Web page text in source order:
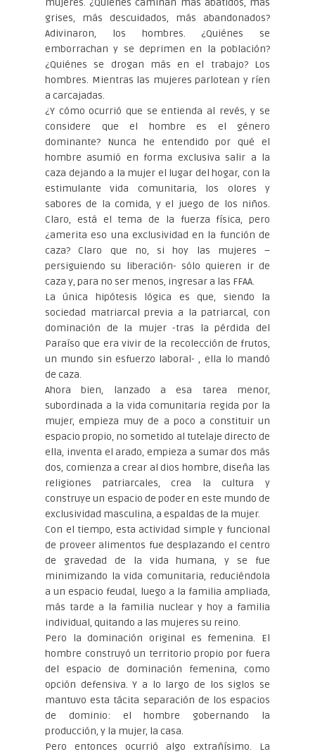
grises, más descuidados, más abandonados?
Adivinaron, los hombres. ¿Quiénes se
emborrachan y se deprimen en la población?
¿Quiénes se drogan más en el trabajo? Los
hombres. Mientras las mujeres parlotean y ríen
a carcajadas.
¿Y cómo ocurrió que se entienda al revés, y se
considere que el hombre es el género
dominante? Nunca he entendido por qué el
hombre asumió en forma exclusiva salir a la
caza dejando a la mujer el lugar del hogar, con la
estimulante vida comunitaria, los olores y
sabores de la comida, y el juego de los niños.
Claro, está el tema de la fuerza física, pero
¿amerita eso una exclusividad en la función de
caza? Claro que no, si hoy las mujeres –
persiguiendo su liberación- sólo quieren ir de
caza y, para no ser menos, ingresar a las FFAA.
La única hipótesis lógica es que, siendo la
sociedad matriarcal previa a la patriarcal, con
dominación de la mujer -tras la pérdida del
Paraíso que era vivir de la recolección de frutos,
un mundo sin esfuerzo laboral- , ella lo mandó
de caza.
Ahora bien, lanzado a esa tarea menor,
subordinada a la vida comunitaria regida por la
mujer, empieza muy de a poco a constituir un
espacio propio, no sometido al tutelaje directo de
ella, inventa el arado, empieza a sumar dos más
dos, comienza a crear al dios hombre, diseña las
religiones patriarcales, crea la cultura y
construye un espacio de poder en este mundo de
exclusividad masculina, a espaldas de la mujer.
Con el tiempo, esta actividad simple y funcional
de proveer alimentos fue desplazando el centro
de gravedad de la vida humana, y se fue
minimizando la vida comunitaria, reduciéndola
a un espacio feudal, luego a la familia ampliada,
más tarde a la familia nuclear y hoy a familia
individual, quitando a las mujeres su reino.
Pero la dominación original es femenina. El
hombre construyó un territorio propio por fuera
del espacio de dominación femenina, como
opción defensiva. Y a lo largo de los siglos se
mantuvo esta tácita separación de los espacios
de dominio: el hombre gobernando la
producción, y la mujer, la casa.
Pero entonces ocurrió algo extrañísimo. La